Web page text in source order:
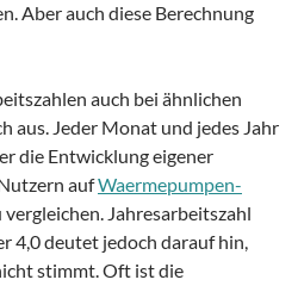
Aber auch diese Berechnung
auch bei ähnlichen
aus. Jeder Monat und jedes Jahr
die Entwicklung eigener
aufWaermepumpen-
vergleichen. Jahresarbeitszahl
4,0 deutet jedoch darauf hin,
stimmt. Oft ist die